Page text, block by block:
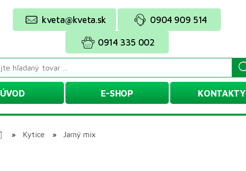
kveta@kveta.sk 0904 909 514
0914 335 002
E-SHOP
ÚVOD KONTAKTY
» Kytice » Jarný mix